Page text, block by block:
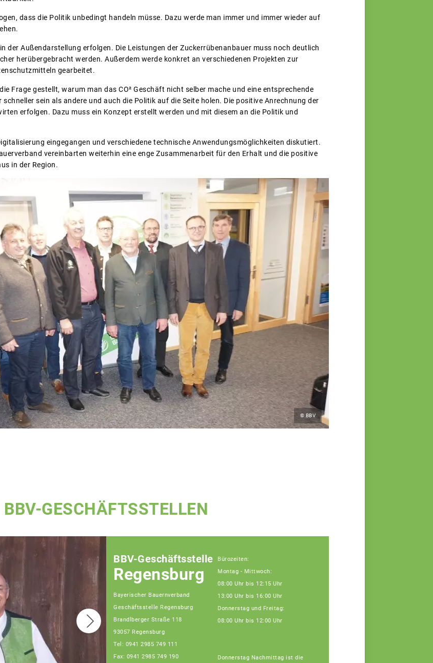
dass die Politik unbedingt handeln müsse. Dazu werde man immer und immer wieder auf
der Außendarstellung erfolgen. Die Leistungen der Zuckerrübenanbauer muss noch deutlich
herübergebracht werden. Außerdem werde konkret an verschiedenen Projekten zur
gearbeitet.
Frage gestellt, warum man das CO² Geschäft nicht selber mache und eine entsprechende
sein als andere und auch die Politik auf die Seite holen. Die positive Anrechnung der
erfolgen. Dazu muss ein Konzept erstellt werden und mit diesem an die Politik und
eingegangen und verschiedene technische Anwendungsmöglichkeiten diskutiert.
vereinbarten weiterhin eine enge Zusammenarbeit für den Erhalt und die positive
in der Region.
© BBV
BBV-GESCHÄFTSSTELLEN
BBV-Geschäftsstelle
Regensburg
Bayerischer Bauernverband
Geschäftsstelle Regensburg
Brandlberger Straße 118
93057 Regensburg
Tel: 0941 2985 749 111
Fax: 0941 2985 749 190
Bürozeiten:
Montag - Mittwoch:
08:00 Uhr bis 12:15 Uhr
13:00 Uhr bis 16:00 Uhr
Donnerstag und Freitag:
08:00 Uhr bis 12:00 Uhr
Donnerstag Nachmittag ist die